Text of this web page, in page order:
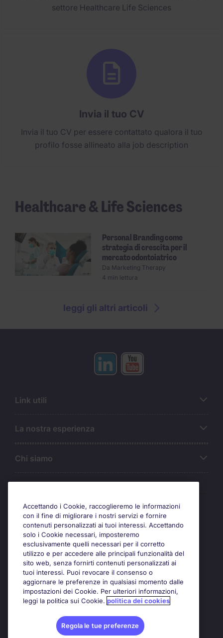
settore Healthcare Life Sciences
Invia il tuo CV
Invia il tuo CV per essere contattato qualora il tuo
profilo fosse allineato alla job description
Healthcare & Life Sciences
Personal Branding come
strategia di crescita per il
mercato odontoiatrico
Da Marketing Therapy
4 min lettura
leggi gli altri articoli
Link utili
La nostra esperienza
Chi siamo
Awards
Accettando i Cookie, raccoglieremo le informazioni
con il fine di migliorare i nostri servizi e fornire
contenuti personalizzati ai tuoi interessi. Accettando
solo i Cookie necessari, imposteremo
esclusivamente quelli necessari per il corretto
utilizzo e per accedere alle principali funzionalità del
sito web, senza fornirti contenuti personalizzati ai
tuoi interessi. Puoi revocare il consenso o
aggiornare le preferenze in qualsiasi momento dalle
impostazioni dei Cookie. Per ulteriori informazioni,
leggi la politica sui Cookie. politica dei cookies
Regola le tue preferenze